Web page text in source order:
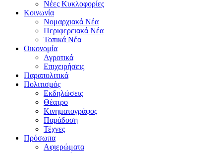
Νέες Κυκλοφορίες
Κοινωνία
Νομαρχιακά Νέα
Περιφερειακά Νέα
Τοπικά Νέα
Οικονομία
Αγροτικά
Επιχειρήσεις
Παραπολιτικά
Πολιτισμός
Εκδηλώσεις
Θέατρο
Κινηματογράφος
Παράδοση
Τέχνες
Πρόσωπα
Αφιερώματα